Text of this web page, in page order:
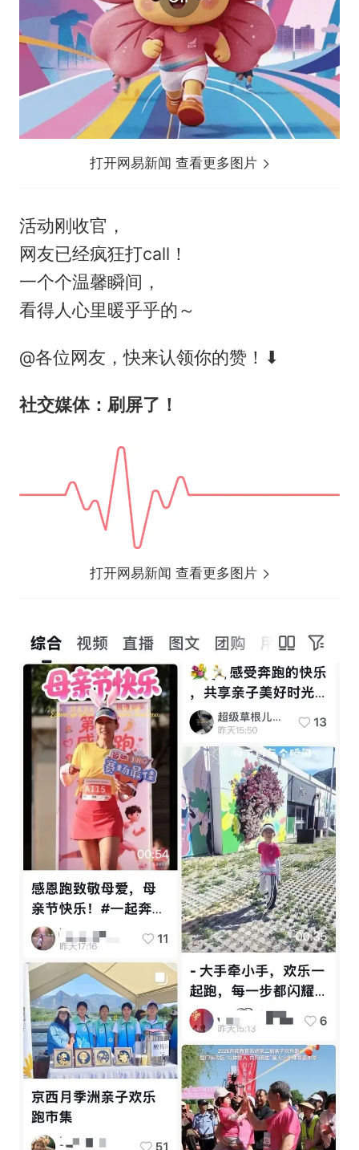
打开网易新闻 查看更多图片
活动刚收官，
网友已经疯狂打call！
一个个温馨瞬间，
看得人心里暖乎乎的～
@各位网友，快来认领你的赞！⬇
社交媒体：刷屏了！
打开网易新闻 查看更多图片